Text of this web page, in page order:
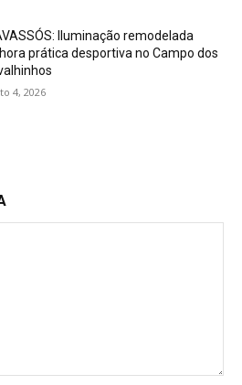
Iluminação remodelada
prática desportiva no Campo dos
4, 2026